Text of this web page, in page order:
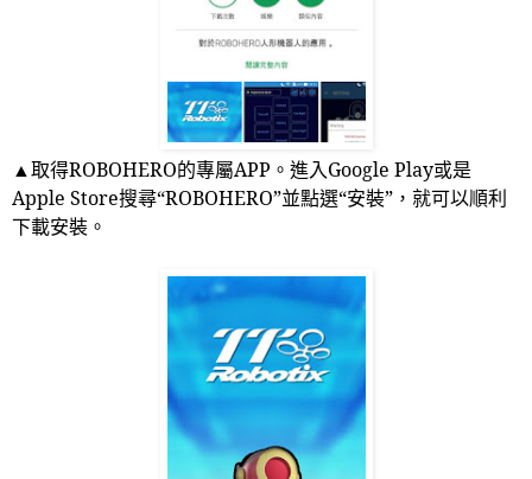
▲取得ROBOHERO的專屬APP 。進入Google Play或是
Apple Store搜尋“ROBOHERO”並點選“安裝”，就可以順利
下載安裝。